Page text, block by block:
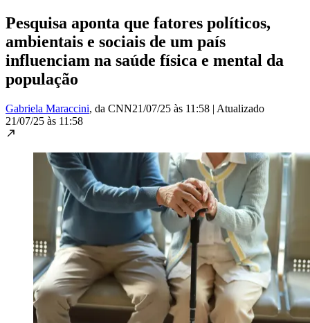
Pesquisa aponta que fatores políticos,
ambientais e sociais de um país
influenciam na saúde física e mental da
população
Gabriela Maraccini, da CNN21/07/25 às 11:58 | Atualizado
21/07/25 às 11:58